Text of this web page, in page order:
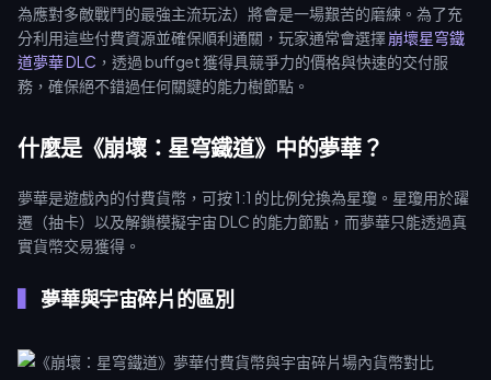
為應對多敵戰鬥的最強主流玩法）將會是一場艱苦的磨練。為了充
分利用這些付費資源並確保順利通關，玩家通常會選擇 崩壞星穹鐵
道夢華 DLC ，透過 buffget 獲得具競爭力的價格與快速的交付服
務，確保絕不錯過任何關鍵的能力樹節點。
什麼是《崩壞：星穹鐵道》中的夢華？
夢華是遊戲內的付費貨幣，可按 1:1 的比例兌換為星瓊。星瓊用於躍
遷（抽卡）以及解鎖模擬宇宙 DLC 的能力節點，而夢華只能透過真
實貨幣交易獲得。
夢華與宇宙碎片的區別